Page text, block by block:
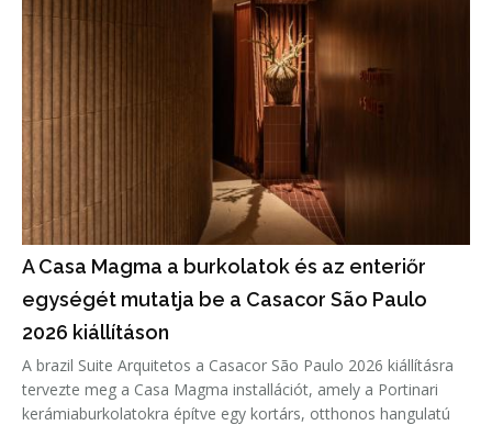
A Casa Magma a burkolatok és az enteriőr
egységét mutatja be a Casacor São Paulo
2026 kiállításon
A brazil Suite Arquitetos a Casacor São Paulo 2026 kiállításra
tervezte meg a Casa Magma installációt, amely a Portinari
kerámiaburkolatokra építve egy kortárs, otthonos hangulatú